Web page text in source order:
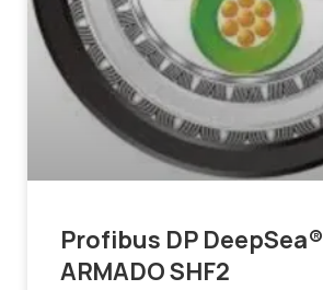
Profibus DP DeepSea®
ARMADO SHF2